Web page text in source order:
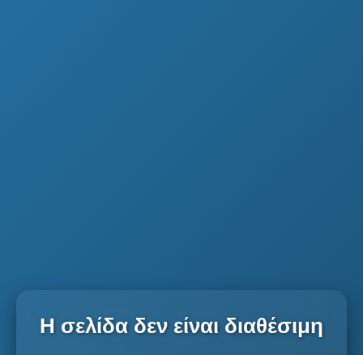
Η σελίδα δεν είναι διαθέσιμη